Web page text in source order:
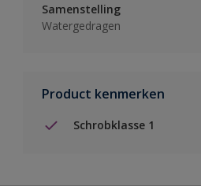
Samenstelling
Watergedragen
Product kenmerken
Schrobklasse 1